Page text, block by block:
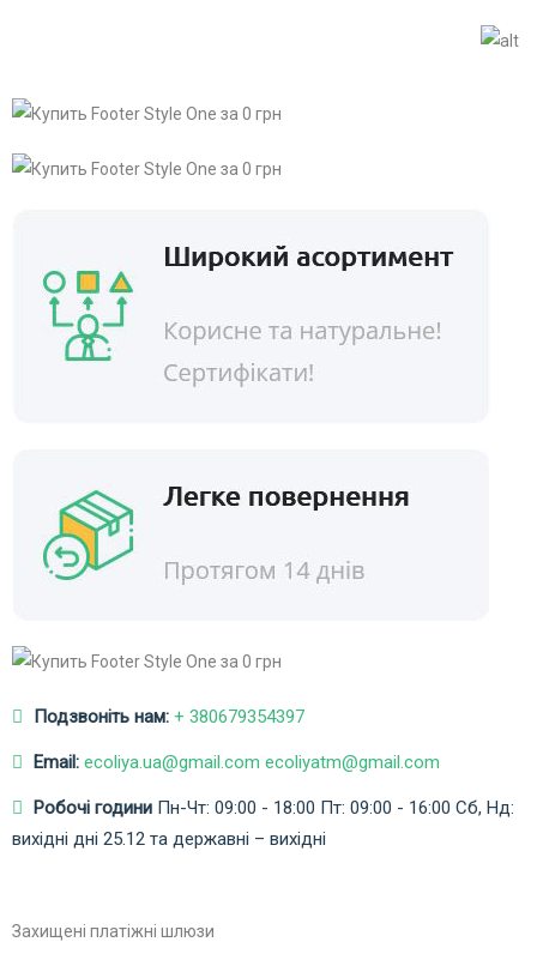
Подзвоніть нам: + 380679354397
Email: ecoliya.ua@gmail.com ecoliyatm@gmail.com
Робочі години Пн-Чт: 09:00 - 18:00 Пт: 09:00 - 16:00 Сб, Нд:
вихідні дні 25.12 та державні – вихідні
Захищені платіжні шлюзи